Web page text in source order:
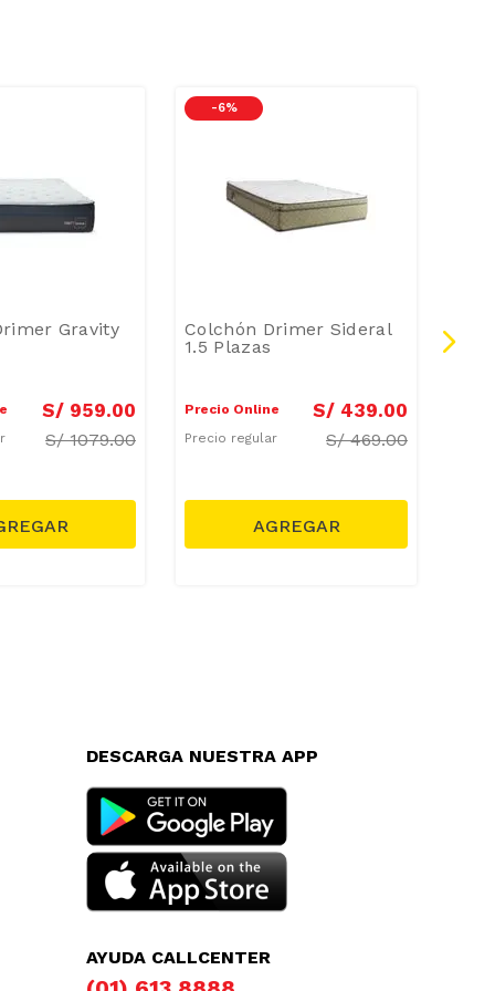
Gravity
S/ 959.00
S/1079.00
-6 %
Colchón Drimer Sideral
1.5 Plazas
Precio Online S/ 439.00
Precio regular S/469.00
DESCARGA NUESTRA APP
AYUDA CALLCENTER